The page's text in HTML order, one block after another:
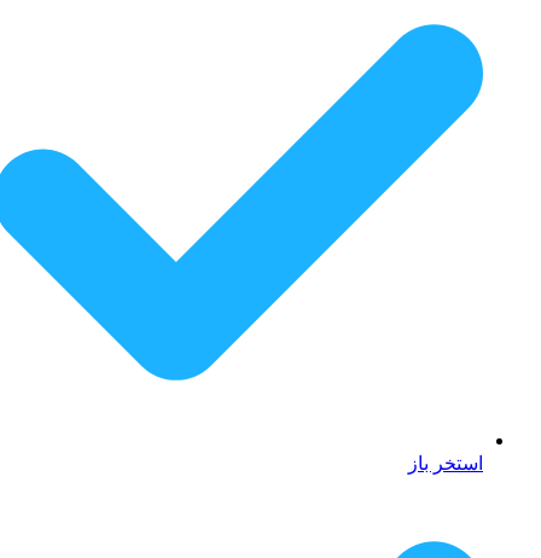
استخر باز